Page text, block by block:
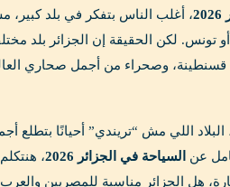
، أغلب الناس بتفكر في بلد كبير،
تونس. لكن الحقيقة إن الجزائر بلد
وصحراء من أجمل صحاري
اللي مش “تريندي” أحيانًا بتطلع
عن
السياحة في الجزائر 2026
،
هل الجزائر مناسبة للمصريين